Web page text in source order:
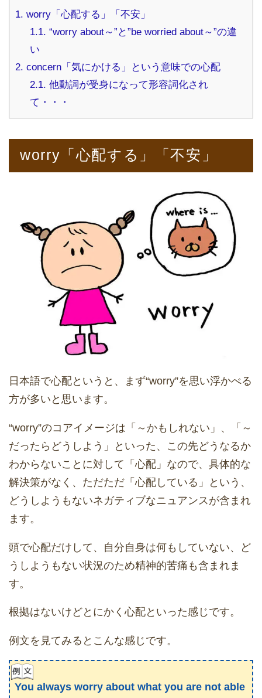
1. worry「心配する」「不安」
1.1. “worry about～”と”be worried about～”の違
い
2. concern「気にかける」という意味での心配
2.1. 他動詞が受身になって形容詞化され
て・・・
worry「心配する」「不安」
日本語で心配というと、まず“worry”を思い浮かべる
方が多いと思います。
“worry”のコアイメージは「～かもしれない」、「～
だったらどうしよう」といった、この先どうなるか
わからないことに対して「心配」なので、具体的な
解決策がなく、ただただ「心配している」という、
どうしようもないネガティブなニュアンスが含まれ
ます。
頭で心配だけして、自分自身は何もしていない、ど
うしようもない状況のため精神的苦痛も含まれま
す。
根拠はないけどとにかく心配といった感じです。
例文を見てみるとこんな感じです。
You always worry about what you are not able